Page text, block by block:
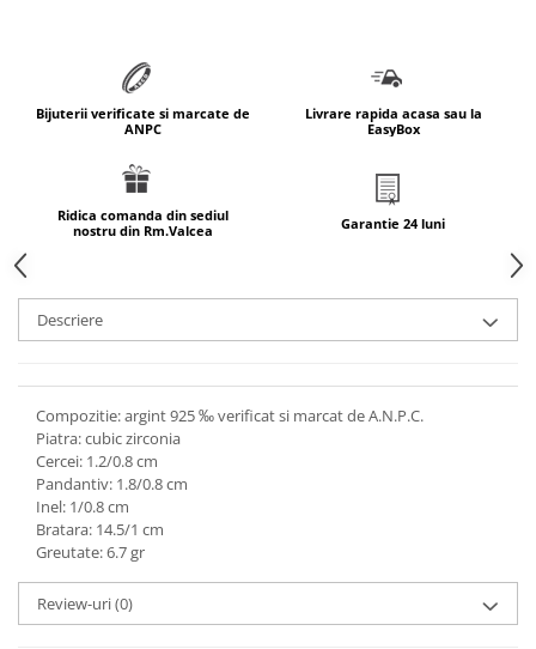
marimea 68
SETURI ARGINT
marime reglabila
marimea 49
marimea 50
marimea 51
marimea 52
marimea 53
marimea 56
marimea 57
marimea 58
marimea 59
marimea 60
marimea 61
marimea 62
Bijuterii verificate si marcate de
ANPC
Livrare rapida acasa sau la
EasyBox
Ridica comanda din sediul
nostru din Rm.Valcea
Garantie 24 luni
Descriere
Compozitie: argint 925 ‰ verificat si marcat de A.N.P.C.
Piatra: cubic zirconia
Cercei: 1.2/0.8 cm
Pandantiv: 1.8/0.8 cm
Inel: 1/0.8 cm
Bratara: 14.5/1 cm
Greutate: 6.7 gr
Review-uri(0)